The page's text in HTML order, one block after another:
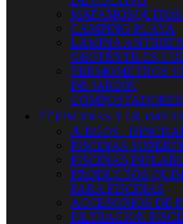
CAMPING-PLAYA
LÁMINA
GEOTÉXTILES
TERMOMETROS
DE JARDÍN
COMPOSTADORES
 PISCINAS Y
JUEGOS -
PISCINAS
PISCINAS
PRODUCTOS
PARA PISCINAS
ACCESORIOS DE
FILTRACION